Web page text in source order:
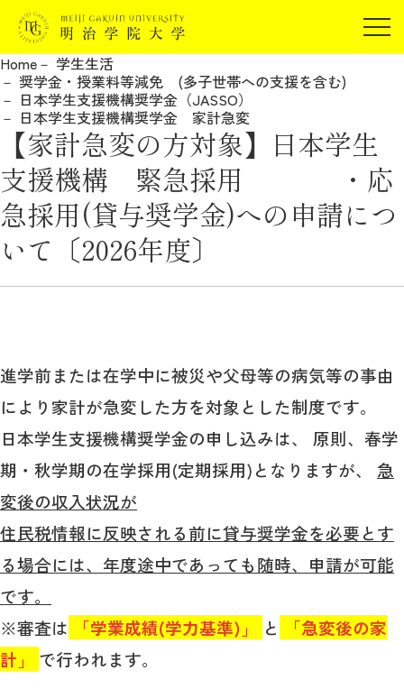
在学生の方
卒業生の方
保証人の方
企業・研究者の方
地域・一般の方
報道関係の方
JP
受験生の方
在学生の方
卒業生の方
明治学院大学について
教育
研究
学生生活
留学・国際交流
キャリア
ボランティア
生涯学習・社会連携
Home
学生生活
奨学金・授業料等減免 (多子世帯への支援を含む)
日本学生支援機構奨学金（JASSO）
日本学生支援機構奨学金 家計急変
【家計急変の方対象】日本学生
支援機構 緊急採用 ・応
急採用(貸与奨学金)への申請につ
いて〔2026年度〕
進学前または在学中に被災や父母等の病気等の事由
により家計が急変した方を対象とした制度です。
日本学生支援機構奨学金の申し込みは、 原則、春学
期・秋学期の在学採用(定期採用)となりますが、 急
変後の収入状況が
住民税情報に反映される前に貸与奨学金を必要とす
る場合には、年度途中であっても随時、申請が可能
です。
※審査は 「学業成績(学力基準)」 と
「急変後の家
計」 で行われます。